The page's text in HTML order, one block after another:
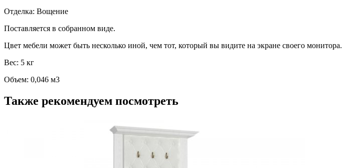
Отделка: Вощение
Поставляется в собранном виде.
Цвет мебели может быть несколько иной, чем тот, который вы видите на экране своего монитора.
Вес: 5 кг
Объем: 0,046 м3
Также рекомендуем посмотреть